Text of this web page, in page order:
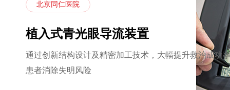
北京同仁医院
植入式青光眼导流装置
通过创新结构设计及精密加工技术，大幅提升救治成功
患者消除失明风险